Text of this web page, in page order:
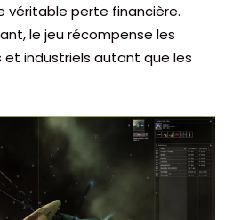
véritable perte financière.
le jeu récompense les
industriels autant que les